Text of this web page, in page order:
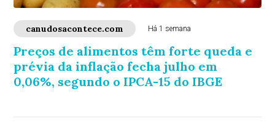
canudosacontece.com Há 1 semana
Preços de alimentos têm forte queda e
prévia da inflação fecha julho em
0,06%, segundo o IPCA-15 do IBGE